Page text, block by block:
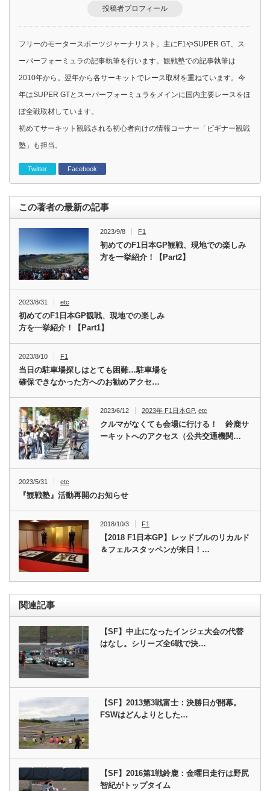
投稿者プロフィール
フリーのモータースポーツジャーナリスト。主にF1やSUPER GT、ス
ーパーフォーミュラの記事執筆を行います。観戦塾での記事執筆は
2010年から。翌年から各サーキットでレース取材を重ねています。今
年はSUPER GTとスーパーフォーミュラをメインに国内主要レースをほ
ぼ全戦取材しています。
初めてサーキット観戦される初心者向けの情報コーナー「ビギナー観戦
塾」も担当。
Twitter Facebook
この著者の最新の記事
2023/9/8 F1
初めてのF1日本GP観戦、現地での楽しみ
方を一挙紹介！【Part2】
2023/8/31 etc
初めてのF1日本GP観戦、現地での楽しみ
方を一挙紹介！【Part1】
2023/8/10 F1
当日の駐車場探しはとても困難…駐車場を
確保できなかった方へのお勧めアクセ…
2023/6/12 2023年 F1日本GP,etc
クルマがなくても会場に行ける！ 鈴鹿サ
ーキットへのアクセス（公共交通機関…
2023/5/31 etc
『観戦塾』活動再開のお知らせ
2018/10/3 F1
【2018 F1日本GP】レッドブルのリカルド
＆フェルスタッペンが来日！…
関連記事
【SF】中止になったインジェ大会の代替
はなし。シリーズ全6戦で決…
【SF】2013第3戦富士：決勝日が開幕。
FSWはどんよりとした…
【SF】2016第1戦鈴鹿：金曜日走行は野尻
智紀がトップタイム